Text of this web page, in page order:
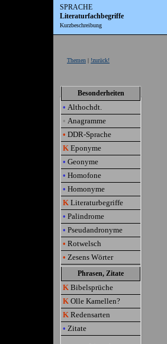
SPRACHE
Literaturfachbegriffe
Kurzbeschreibung
Themen | !zurück!
Besonderheiten
• Althochdt.
• Anagramme
• DDR-Sprache
K Eponyme
• Geonyme
• Homofone
• Homonyme
K Literaturbegriffe
• Palindrome
• Pseudandronyme
• Rotwelsch
• Zesens Wörter
Phrasen, Zitate
K Bibelsprüche
K Olle Kamellen?
K Redensarten
• Zitate